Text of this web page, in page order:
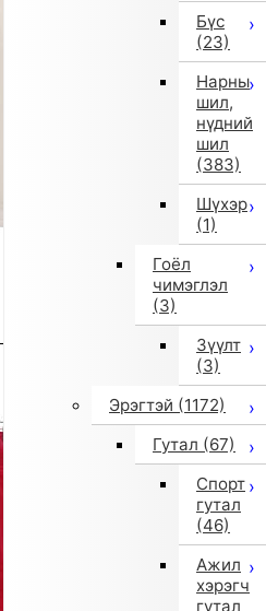
Бүс
(23)
Нарны
шил,
нүдний
шил
(383)
Шүхэр
(1)
Гоёл
чимэглэл
(3)
Зүүлт
(3)
Эрэгтэй (1172)
Гутал (67)
Спорт
гутал
(46)
Ажил
хэрэгч
гутал